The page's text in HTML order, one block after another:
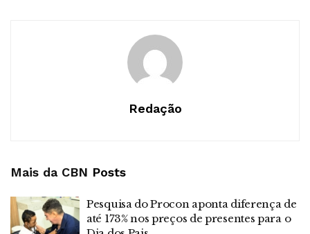
Redação
Mais da CBN Posts
Pesquisa do Procon aponta diferença de
até 173% nos preços de presentes para o